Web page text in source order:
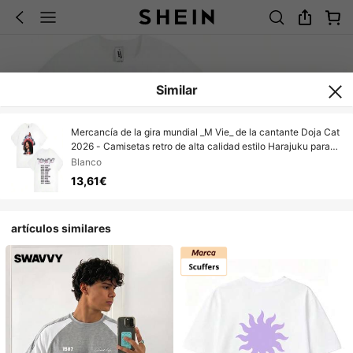
Similar
Mercancía de la gira mundial _M Vie_ de la cantante Doja Cat
2026 - Camisetas retro de alta calidad estilo Harajuku para
hombre y mujer (1) 100% algodón
Blanco
13,61€
artículos similares